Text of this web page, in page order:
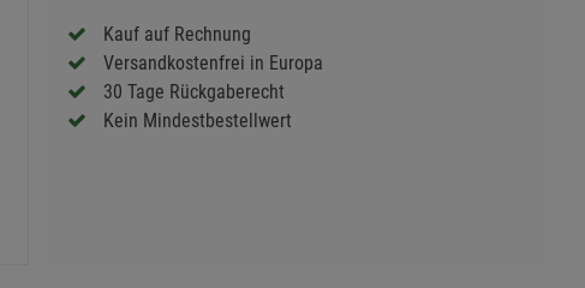
Kauf auf Rechnung
Versandkostenfrei in Europa
30 Tage Rückgaberecht
Kein Mindestbestellwert